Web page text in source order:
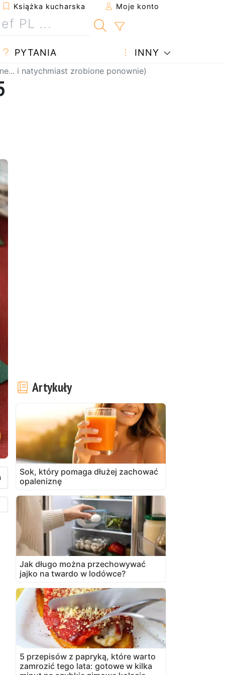
Książka kucharska Moje konto
PYTANIA INNY
i natychmiast zrobione ponownie)
Artykuły
Sok, który pomaga dłużej zachować
opaleniznę
Jak długo można przechowywać
jajko na twardo w lodówce?
5 przepisów z papryką, które warto
zamrozić tego lata: gotowe w kilka